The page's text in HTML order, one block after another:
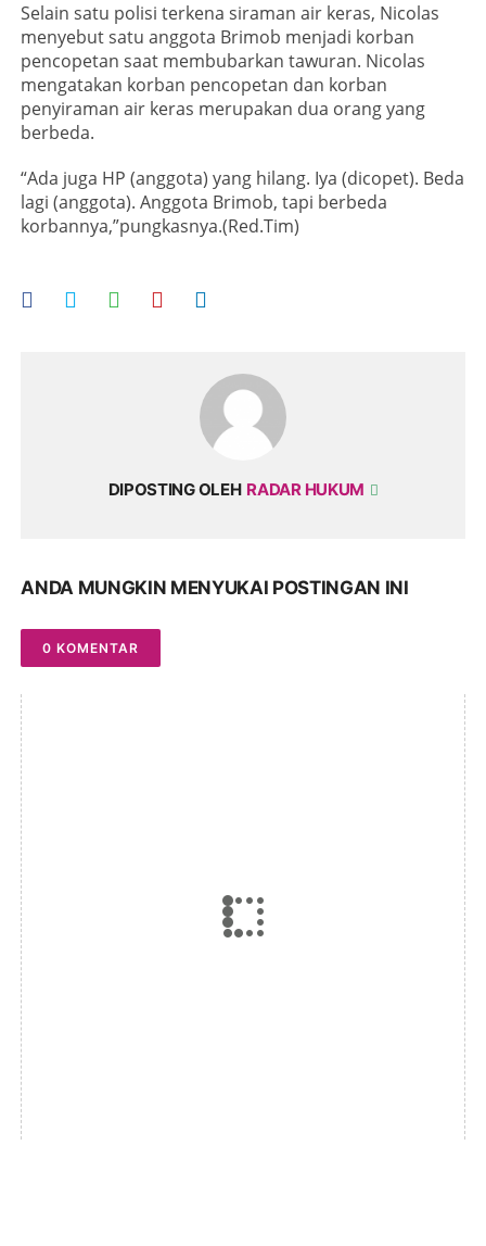
Selain satu polisi terkena siraman air keras, Nicolas
menyebut satu anggota Brimob menjadi korban
pencopetan saat membubarkan tawuran. Nicolas
mengatakan korban pencopetan dan korban
penyiraman air keras merupakan dua orang yang
berbeda.
“Ada juga HP (anggota) yang hilang. Iya (dicopet). Beda
lagi (anggota). Anggota Brimob, tapi berbeda
korbannya,”pungkasnya.(Red.Tim)
DIPOSTING OLEH RADAR HUKUM
ANDA MUNGKIN MENYUKAI POSTINGAN INI
0 KOMENTAR